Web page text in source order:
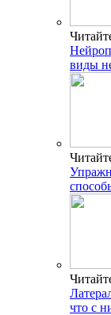
виды
что с